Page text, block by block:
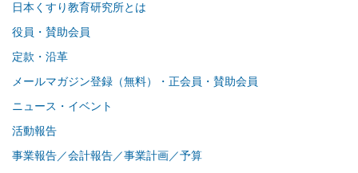
日本くすり教育研究所とは
役員・賛助会員
定款・沿革
メールマガジン登録（無料）・正会員・賛助会員
ニュース・イベント
活動報告
事業報告／会計報告／事業計画／予算